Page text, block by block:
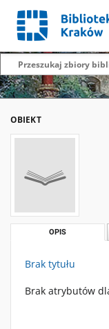
OBIEKT
OPIS
Brak tytułu
Brak atrybutów